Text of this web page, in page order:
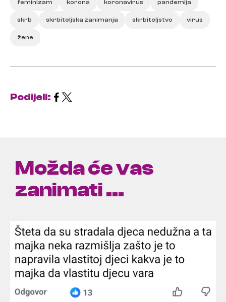
feminizam korona koronavirus pandemija
skrb skrbiteljska zanimanja skrbiteljstvo virus
žene
Podijeli:
Možda će vas
zanimati ...